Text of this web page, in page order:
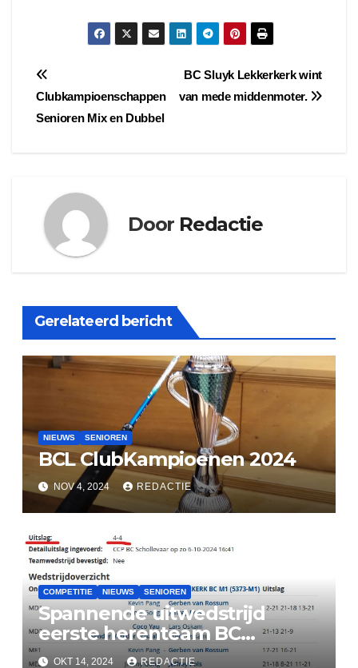
Bericht
navigatie
BC Sluyk Lekkerkerk wint
van mede middenmoter.
Clubkampioenschappen
Senioren Mix en Dubbel
Door Redactie
Gerelateerd bericht
NIEUWS SENIOREN
BCL ClubKampioenen 2024
NOV 4, 2024 REDACTIE
COMPETITIE NIEUWS SENIOREN
Spannende uitwedstrijd
eerste herenteam BC
Lekkerkerk
OKT 14, 2024 REDACTIE